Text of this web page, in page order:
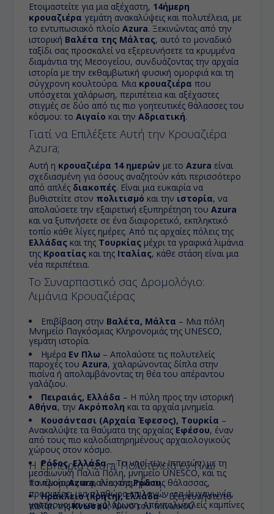
Ετοιμαστείτε για μια αξέχαστη, 14ήμερη
κρουαζιέρα γεμάτη ανακαλύψεις και πολυτέλεια, με
το εντυπωσιακό πλοίοAzura. Ξεκινώντας από την
ιστορική Βαλέτα της Μάλτας, αυτό το μοναδικό
ταξίδι σας προσκαλεί να εξερευνήσετε τα κρυμμένα
διαμάντια της Μεσογείου, συνδυάζοντας την αρχαία
ιστορία με την εκθαμβωτική φυσική ομορφιά και τη
σύγχρονη κουλτούρα. Μια κρουαζιέρα που
υπόσχεται χαλάρωση, περιπέτεια και αξέχαστες
στιγμές σε δύο από τις πιο γοητευτικές θάλασσες του
κόσμου: τοΑιγαίο και τηνΑδριατική.
Γιατί να Επιλέξετε Αυτή την Κρουαζιέρα
Azura;
Αυτή η κρουαζιέρα 14 ημερών με τοAzura είναι
σχεδιασμένη για όσους αναζητούν κάτι περισσότερο
από απλές διακοπές. Είναι μια ευκαιρία να
βυθιστείτε στον πολιτισμό και την ιστορία, να
απολαύσετε την εξαιρετική εξυπηρέτηση τουAzura
και να ξυπνήσετε σε ένα διαφορετικό, εκπληκτικό
τοπίο κάθε λίγες ημέρες. Από τις αρχαίες πόλεις της
Ελλάδας και της Τουρκίας μέχρι τα γραφικά λιμάνια
της Κροατίας και της Ιταλίας, κάθε στάση είναι μια
νέα περιπέτεια.
Το Συναρπαστικό σας Δρομολόγιο:
Λιμάνια Κρουαζιέρας
Επιβίβαση στην Βαλέτα, Μάλτα – Μια πόλη
Μνημείο Παγκόσμιας Κληρονομιάς της UNESCO,
γεμάτη ιστορία.
Ημέρα Εν Πλω – Απολαύστε τις πολυτελείς
παροχές τουAzura, χαλαρώνοντας δίπλα στην
πισίνα ή απολαμβάνοντας τη θέα του απέραντου
γαλάζιου.
Πειραιάς, Ελλάδα – Η πύλη προς την ιστορική
Αθήνα, τηνΑκρόπολη και τα αρχαία μνημεία.
Κουσάντασι (Αρχαία Έφεσος), Τουρκία –
Ανακαλύψτε τα θαύματα της αρχαίας Εφέσου, έναν
από τους πιο καλοδιατηρημένους αρχαιολογικούς
χώρους στον κόσμο.
Ρόδος, Ελλάδα– Το νησί των Ιπποτών, με τη
μεσαιωνική Παλιά Πόλη, μνημείο UNESCO, και τις
πανέμορφες παραλίες τηςΡόδου.
Ηράκλειο (Κρήτη), Ελλάδα– Εξερευνήστε το
παλάτι τηςΚνωσού, λίκνο του Μινωικού
Η ΕμπειρίαAzura: Πολυτέλεια εν Πλω
Το πλοίοAzura, ένα κόσμημα της θάλασσας,
προσφέρει μια πληθώρα επιλογών για ψυχαγωγία,
γαστρονομία και χαλάρωση. Από πολυτελείς καμπίνες